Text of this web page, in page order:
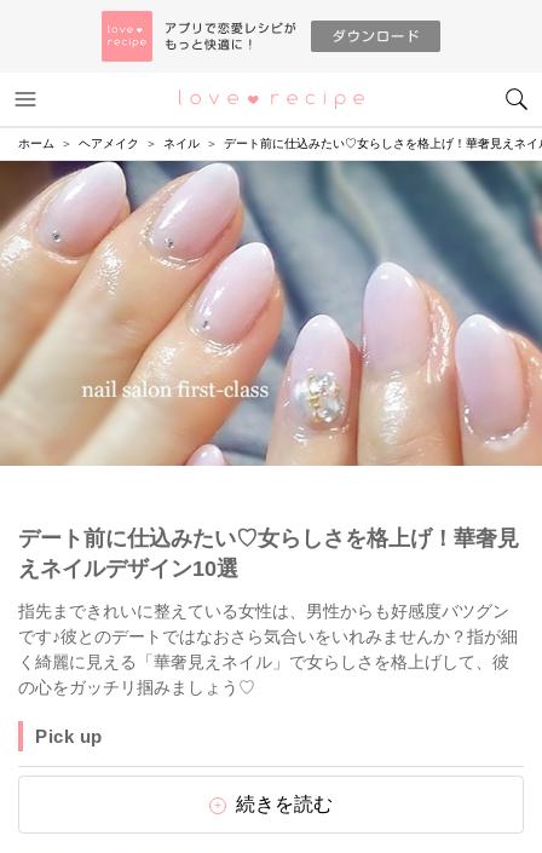
恋愛レシピ
ホーム ヘアメイク ネイル デート前に仕込みたい♡女らしさを格上げ！華奢見えネイ
デート前に仕込みたい♡女らしさを格上げ！華奢見
えネイルデザイン10選
指先まできれいに整えている女性は、男性からも好感度バツグン
です♪彼とのデートではなおさら気合いをいれみませんか？指が細
く綺麗に見える「華奢見えネイル」で女らしさを格上げして、彼
の心をガッチリ掴みましょう♡
Pick up
続きを読む